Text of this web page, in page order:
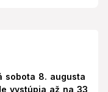
sobota 8. augusta
vystúpia až na 33